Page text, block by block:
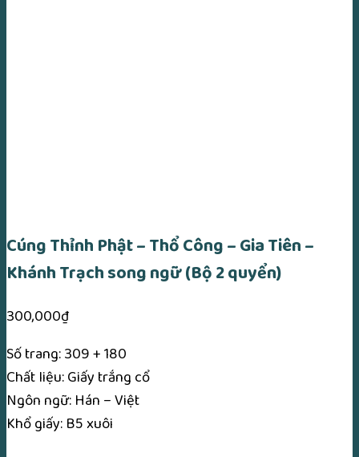
Cúng Thỉnh Phật – Thổ Công – Gia Tiên –
Khánh Trạch song ngữ (Bộ 2 quyển)
300,000₫
Số trang: 309 + 180
Chất liệu: Giấy trắng cổ
Ngôn ngữ: Hán – Việt
Khổ giấy: B5 xuôi